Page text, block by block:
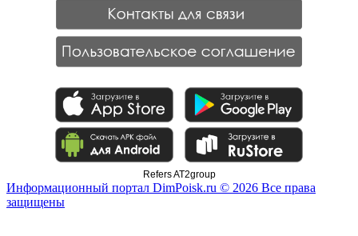
Refers AT2group
Информационный портал DimPoisk.ru © 2026 Все права
защищены